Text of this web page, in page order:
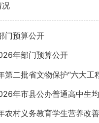
况
门预算公开
年部门预算公开
二批省文物保护“六大工
年市县公办普通高中生
村义务教育学生营养改